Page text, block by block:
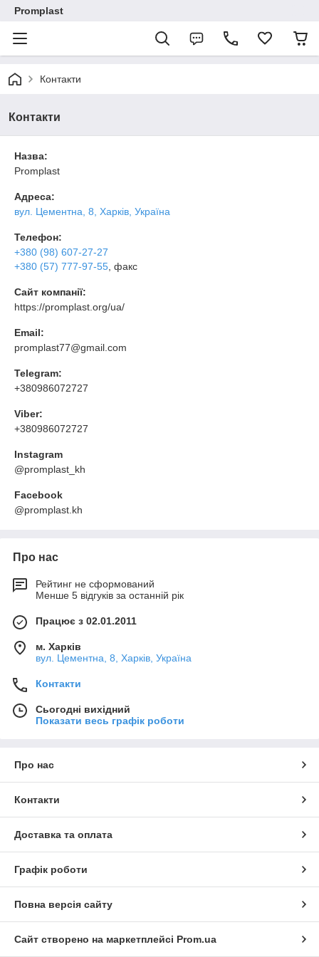
Promplast
Контакти
Контакти
Назва:
Promplast
Адреса:
вул. Цементна, 8, Харків, Україна
Телефон:
+380 (98) 607-27-27
+380 (57) 777-97-55 , факс
Сайт компанії:
https://promplast.org/ua/
Email:
promplast77@gmail.com
Telegram:
+380986072727
Viber:
+380986072727
Instagram
@promplast_kh
Facebook
@promplast.kh
Про нас
Рейтинг не сформований
Менше 5 відгуків за останній рік
Працює з 02.01.2011
м. Харків
вул. Цементна, 8, Харків, Україна
Контакти
Сьогодні вихідний
Показати весь графік роботи
Про нас
Контакти
Доставка та оплата
Графік роботи
Повна версія сайту
Сайт створено на маркетплейсі Prom.ua